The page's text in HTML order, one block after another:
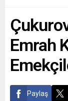
Emrah
Paylaş